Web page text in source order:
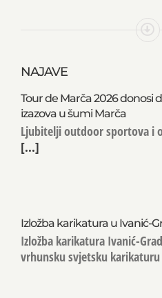
NAJAVE
Tour de Marča 2026 donosi
izazova u šumi Marča
Ljubitelji outdoor sportova i
[...]
Izložba karikatura u Ivanić-
Izložba karikatura Ivanić-
vrhunsku svjetsku karikaturu